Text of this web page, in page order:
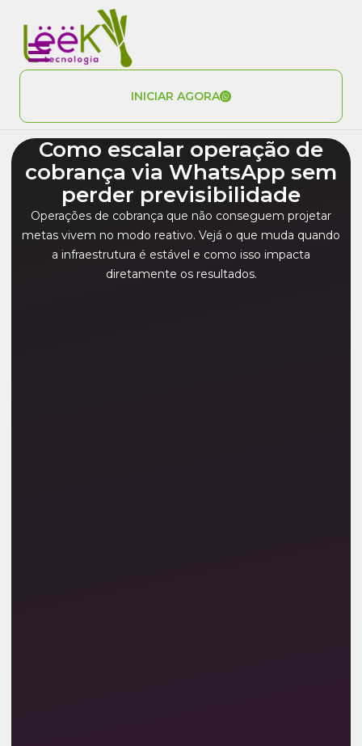
INICIAR AGORA
Como escalar operação de
cobrança via WhatsApp sem
perder previsibilidade
Operações de cobrança que não conseguem projetar
metas vivem no modo reativo. Vejá o que muda quando
a infraestrutura é estável e como isso impacta
diretamente os resultados.